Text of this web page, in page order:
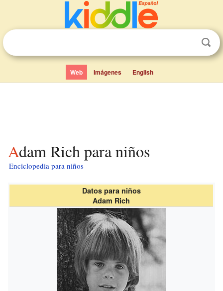
Web Imágenes English
Adam Rich para niños
Enciclopedia para niños
Datos para niños
Adam Rich